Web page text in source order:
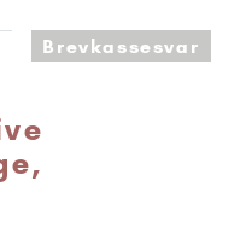
til 15+
Brevkassesvar